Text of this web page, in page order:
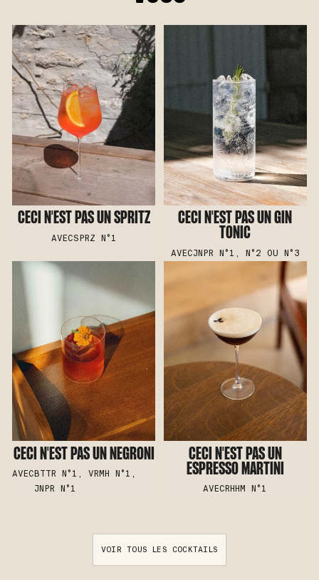
CECI N'EST PAS UN SPRITZ
AVECSPRZ N°1
CECI N'EST PAS UN GIN
TONIC
AVECJNPR N°1, N°2 OU N°3
CECI N'EST PAS UN NEGRONI
AVECBTTR N°1, VRMH N°1,
JNPR N°1
CECI N'EST PAS UN
ESPRESSO MARTINI
AVECRHHM N°1
VOIR TOUS LES COCKTAILS